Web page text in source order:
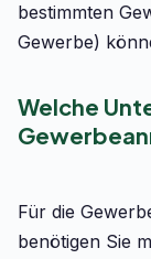
bestimmten
Gewerbe)
Welche
Für die
benötigen Sie